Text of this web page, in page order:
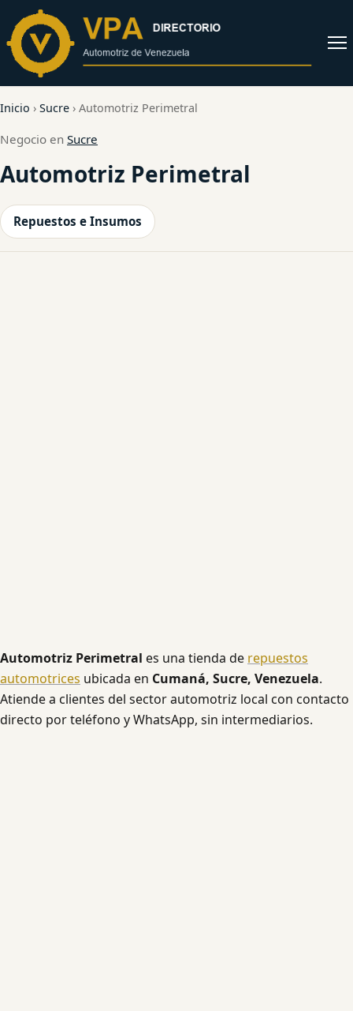
contenido
Abrir
Inicio › Sucre › Automotriz Perimetral
Negocio en Sucre
Automotriz Perimetral
Repuestos e Insumos
Automotriz Perimetral es una tienda de repuestos
automotrices ubicada en Cumaná, Sucre, Venezuela.
Atiende a clientes del sector automotriz local con contacto
directo por teléfono y WhatsApp, sin intermediarios.